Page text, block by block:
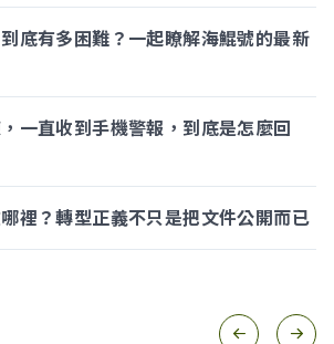
底有多困難？一起瞭解海鯤號的最新
一直收到手機警報，到底是怎麼回
裡？轉型正義不只是把文件公開而已